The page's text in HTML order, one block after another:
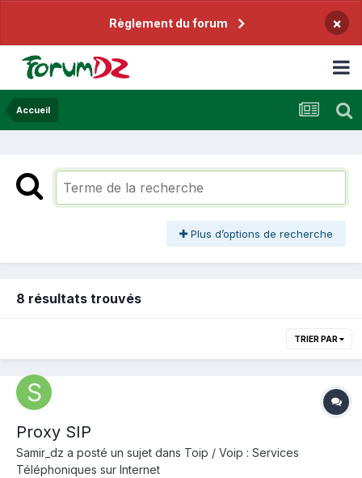
Règlement du forum ×
Accueil
Plus d’options de recherche
8 résultats trouvés
TRIER PAR
Proxy SIP
Samir_dz a posté un sujet dans Toip / Voip : Services
Téléphoniques sur Internet